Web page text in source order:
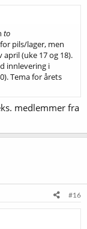
to
pils/lager, men
(uke 17 og 18).
innlevering i
Tema for årets
medlemmer fra
#16